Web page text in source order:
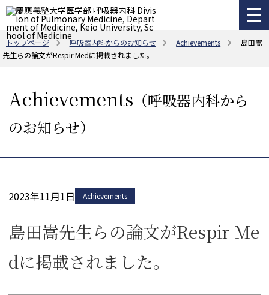
トップページ 呼吸器内科からのお知らせ Achievements
島田嵩
先生らの論文がRespir Medに掲載されました。
Achievements （呼吸器内科から
のお知らせ）
2023年11月1日 Achievements
島田嵩先生らの論文がRespir Me
dに掲載されました。